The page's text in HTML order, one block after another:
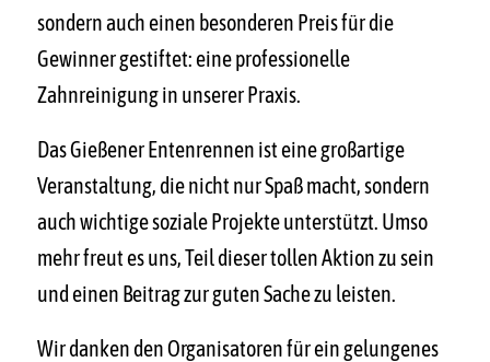
sondern auch einen besonderen Preis für die
Gewinner gestiftet: eine professionelle
Zahnreinigung in unserer Praxis.
Das Gießener Entenrennen ist eine großartige
Veranstaltung, die nicht nur Spaß macht, sondern
auch wichtige soziale Projekte unterstützt. Umso
mehr freut es uns, Teil dieser tollen Aktion zu sein
und einen Beitrag zur guten Sache zu leisten.
Wir danken den Organisatoren für ein gelungenes